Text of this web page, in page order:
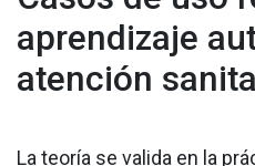
aprendizaje
atención
La teoría se valida en la